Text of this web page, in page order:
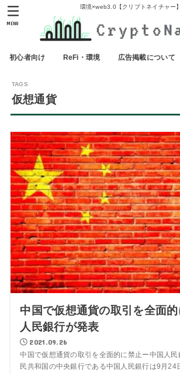
環境×web3.0【クリプトネイチャー】
初心者向け ReFi・環境 広告掲載について
MENU
仮想通貨
中国で仮想通貨の取引を全面的
人民銀行が発表
2021.09.26
中国で仮想通貨の取引を全面的に禁止ー中国人民
民共和国の中央銀行である中国人民銀行は9月24